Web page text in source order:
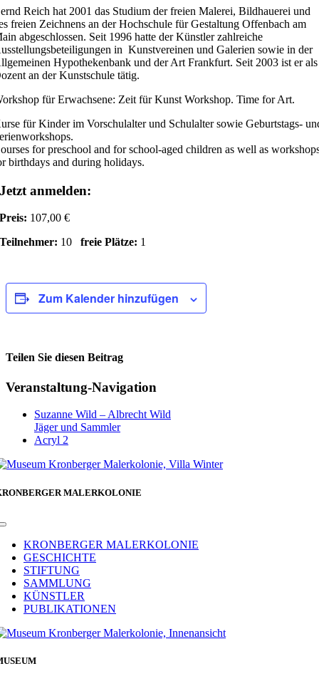
Reich hat 2001 das Studium der freien Malerei, Bildhauerei und
freien Zeichnens an der Hochschule für Gestaltung Offenbach am
abgeschlossen. Seit 1996 hatte der Künstler zahlreiche
in Kunstvereinen und Galerien sowie in der
Hypothekenbank und der Art Frankfurt. Seit 2003 ist er als
an der Kunstschule tätig.
für Erwachsene: Zeit für Kunst Workshop. Time for Art.
für Kinder im Vorschulalter und Schulalter sowie Geburtstags-
for preschool and for school-aged children as well as
birthdays and during holidays.
Jetzt anmelden:
Preis: 107,00 €
Teilnehmer: 10freie Plätze: 1
Zum Kalender hinzufügen
Teilen Sie diesen Beitrag
Facebook
Veranstaltung-Navigation
Suzanne Wild – Albrecht Wild
Jäger und Sammler
Acryl 2
MALERKOLONIE
Toggle
NavigationKRONBERGER MALERKOLONIE
GESCHICHTE
STIFTUNG
SAMMLUNG
KÜNSTLER
PUBLIKATIONEN